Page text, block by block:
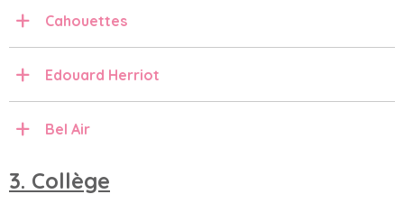
Cahouettes
Edouard Herriot
Bel Air
3. Collège